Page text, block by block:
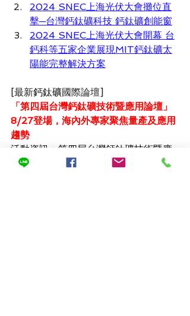
2024 SNEC上海光伏大會攤位直
擊─台灣鈣鈦礦科技 鈣鈦礦創能窗
2024 SNEC上海光伏大會開幕 台
鈣科等五家企業展現MIT鈣鈦礦太
陽能完整解決方案
[最新鈣鈦礦國際論壇]
「第四屆台灣鈣鈦礦技術暨應用論壇」
8/27登場，海內外專家聚焦量產及應用
趨勢
活動資訊：第四屆台灣鈣鈦礦技術暨應
用論壇